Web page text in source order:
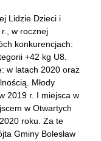
Lidzie Dzieci i
w rocznej
konkurencjach:
+42 kg U8.
w latach 2020 oraz
Młody
2019 r. I miejsca w
w Otwartych
roku. Za te
Gminy Bolesław